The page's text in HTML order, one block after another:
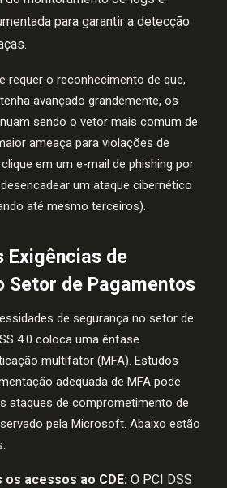
para garantir a detecção
requer o reconhecimento de que,
avançado grandemente, os
sendo o vetor mais comum de
ameaça para violações de
em um e-mail de phishing por
um ataque cibernético
até mesmo terceiros).
Exigências de
Setor de Pagamentos
de segurança no setor de
4.0 coloca uma ênfase
multifator (MFA). Estudos
adequada de MFA pode
ataques de comprometimento de
pela Microsoft. Abaixo estão
os acessos ao CDE: O PCI DSS